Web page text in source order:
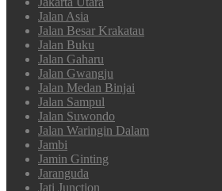
Jalan Asia
Jalan Besar Krakatau
Jalan Buku
Jalan Gaharu
Jalan Gwangju
Jalan Medan Binjai
Jalan Sampul
Jalan Suwondo
Jalan Waringin Dalam
Jambi
Jamin Ginting
Jaranguda
Jati Junction